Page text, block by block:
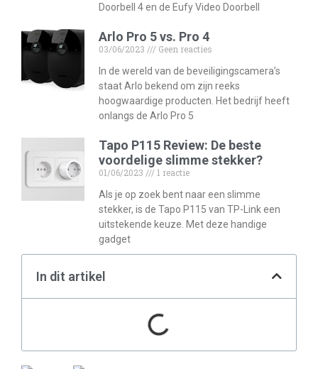
In dit artikel
Doorbell 4 en de Eufy Video Doorbell
Arlo Pro 5 vs. Pro 4
03/06/2023
Geen reacties
In de wereld van de beveiligingscamera’s
staat Arlo bekend om zijn reeks
hoogwaardige producten. Het bedrijf heeft
onlangs de Arlo Pro 5
Tapo P115 Review: De beste
voordelige slimme stekker?
01/06/2023
1 reactie
Als je op zoek bent naar een slimme
stekker, is de Tapo P115 van TP-Link een
uitstekende keuze. Met deze handige
gadget